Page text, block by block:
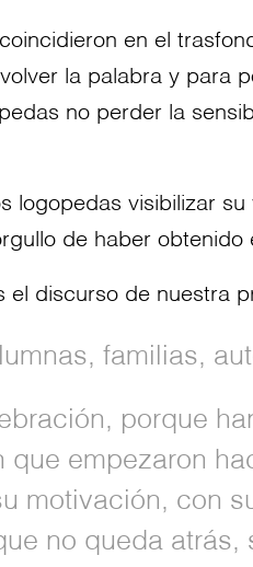
en el
la palabra y para
no perder la
logopedas visibilizar
de haber obtenido
el discurso de nuestra
familias,
porque
que empezaron
motivación, con
no queda atrás,